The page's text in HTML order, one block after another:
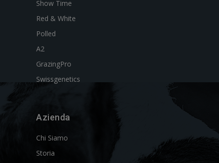
Show Time
Red & White
Polled
A2
GrazingPro
Swissgenetics
Azienda
Chi Siamo
Storia